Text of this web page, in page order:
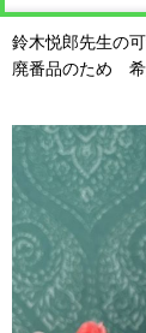
鈴木悦郎先生の
廃番品のため 希